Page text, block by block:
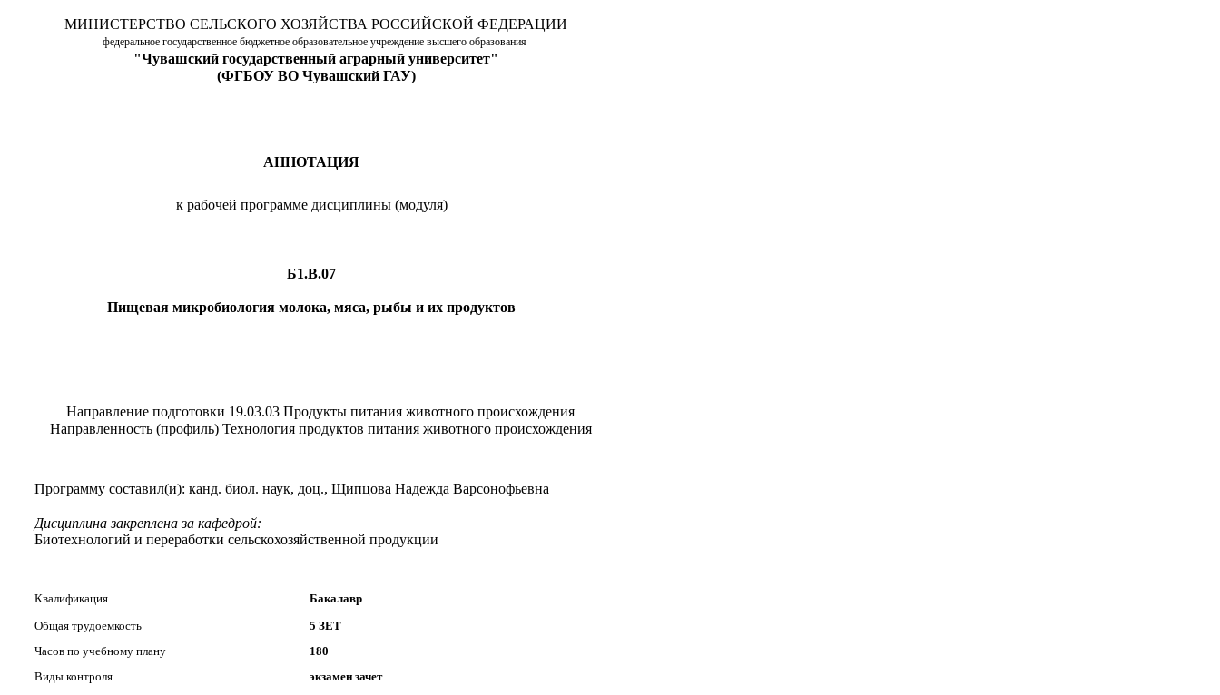
МИНИСТЕРСТВО СЕЛЬСКОГО ХОЗЯЙСТВА РОССИЙСКОЙ ФЕДЕРАЦИИ
федеральное государственное бюджетное образовательное учреждение высшего образования
"Чувашский государственный аграрный университет"
(ФГБОУ ВО Чувашский ГАУ)
к рабочей программе дисциплины (модуля)
АННОТАЦИЯ
Б1.В.07
Пищевая микробиология молока, мяса, рыбы и их продуктов
Направление подготовки 19.03.03 Продукты питания животного происхождения
Направленность (профиль) Технология продуктов питания животного происхождения
экзамен зачет
Виды контроля
Общая трудоемкость
Часов по учебному плану
5 ЗЕТ
Квалификация Бакалавр
180
Дисциплина закреплена за кафедрой:
Биотехнологий и переработки сельскохозяйственной продукции
Программу составил(и): канд. биол. наук, доц., Щипцова Надежда Варсонофьевна